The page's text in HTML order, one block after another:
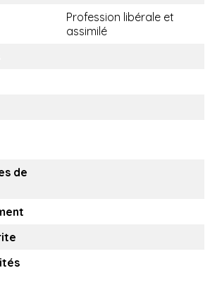
Profession libérale et
assimilé
de